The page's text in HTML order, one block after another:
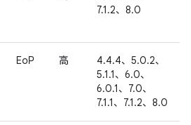
7.1.2、8.0
EoP 高
4.4.4、5.0.2、
5.1.1、6.0、
6.0.1、7.0、
7.1.1、7.1.2、8.0